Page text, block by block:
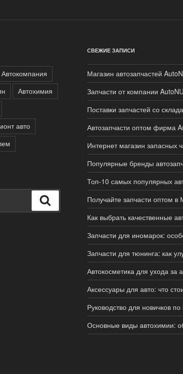
Автокомпания
Автохимия
авто
СВЕЖИЕ ЗАПИСИ
Магазин автозапчастей
Запчасти от компании
Поставки запчастей со
Автозапчасти оптом фирма
Интернет магазин запасных
Популярные бренды
Топ-10 самых популярных
Получайте запчасти оптом в
Как выбрать качественные
Запчасти для иномарок:
Запчасти для тюнинга: как
Автокосметика для ухода за
Аксессуары для авто: что
Руководство для новичков
Основные виды автохимии: